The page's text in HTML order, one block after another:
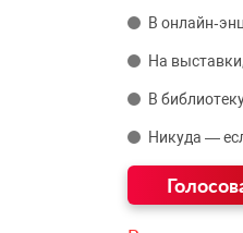
В
На
В
Никуда —